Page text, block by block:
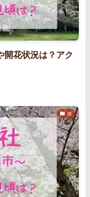
開花状況は？アク
桜